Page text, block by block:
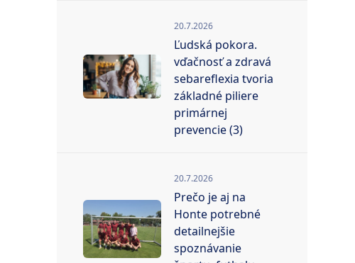
20.7.2026
Ľudská pokora.
vďačnosť a zdravá
sebareflexia tvoria
základné piliere
primárnej
prevencie (3)
20.7.2026
Prečo je aj na
Honte potrebné
detailnejšie
spoznávanie